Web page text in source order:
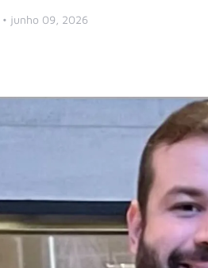
• junho 09, 2026